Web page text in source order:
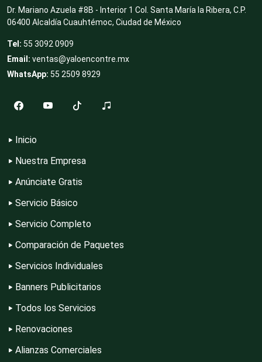
Clubes Deportivos
Cocinas Integrales
Compresores de aire
Computadoras
Conferencias Empresariales
Construcciones en General
Dr. Mariano Azuela #8B - Interior 1 Col. Santa María la Ribera, C.P.
06400 Alcaldía Cuauhtémoc, Ciudad de México
Tel: 55 3092 0909
Email: ventas@yaloencontre.mx
WhatsApp: 55 2509 8929
Inicio
Nuestra Empresa
Anúnciate Gratis
Servicio Básico
Servicio Completo
Comparación de Paquetes
Servicios Individuales
Banners Publicitarios
Todos los Servicios
Renovaciones
Alianzas Comerciales